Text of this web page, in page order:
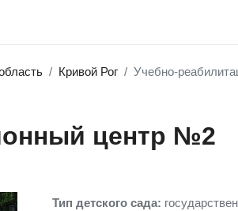
Кривой Рог Учебно-
центр №2
Тип детского сада: